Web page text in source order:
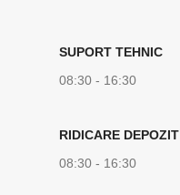
SUPORT TEHNIC
08:30 - 16:30
RIDICARE DEPOZIT
08:30 - 16:30